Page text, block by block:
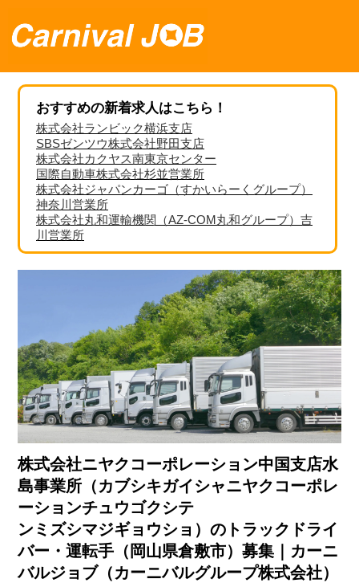
おすすめの新着求人はこちら！
株式会社ランビック横浜支店
SBSゼンツウ株式会社野田支店
株式会社カクヤス南東京センター
国際自動車株式会社杉並営業所
株式会社ジャパンカーゴ（すかいらーくグループ）
神奈川営業所
株式会社丸和運輸機関（AZ-COM丸和グループ）吉
川営業所
株式会社ニヤクコーポレーション中国支店水
島事業所（カブシキガイシャニヤクコーポレ
ーションチュウゴクシテ
ンミズシマジギョウショ）のトラックドライ
バー・運転手（岡山県倉敷市）募集｜カーニ
バルジョブ（カーニバルグループ株式会社）